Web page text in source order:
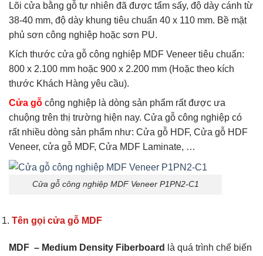
Lõi cửa bằng gỗ tự nhiên đã được tẩm sấy, độ dày cánh từ
38-40 mm, độ dày khung tiêu chuẩn 40 x 110 mm. Bề mặt
phủ sơn công nghiệp hoặc sơn PU.
Kích thước cửa gỗ công nghiệp MDF Veneer tiêu chuẩn:
800 x 2.100 mm hoặc 900 x 2.200 mm (Hoặc theo kích
thước Khách Hàng yêu cầu).
Cửa gỗ công nghiệp là dòng sản phẩm rất được ưa
chuộng trên thị trường hiện nay. Cửa gỗ công nghiệp có
rất nhiều dòng sản phẩm như: Cửa gỗ HDF, Cửa gỗ HDF
Veneer, cửa gỗ MDF, Cửa MDF Laminate, …
Cửa gỗ công nghiệp MDF Veneer P1PN2-C1
Tên gọi cửa gỗ MDF
MDF – Medium Density Fiberboard
là quá trình chế biến